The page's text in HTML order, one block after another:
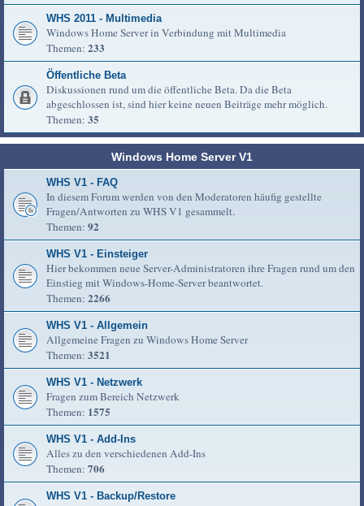
WHS 2011 - Multimedia
Windows Home Server in Verbindung mit Multimedia
Themen: 233
Öffentliche Beta
Diskussionen rund um die öffentliche Beta. Da die Beta
abgeschlossen ist, sind hier keine neuen Beiträge mehr möglich.
Themen: 35
Windows Home Server V1
WHS V1 - FAQ
In diesem Forum werden von den Moderatoren häufig gestellte
Fragen/Antworten zu WHS V1 gesammelt.
Themen: 92
WHS V1 - Einsteiger
Hier bekommen neue Server-Administratoren ihre Fragen rund um den
Einstieg mit Windows-Home-Server beantwortet.
Themen: 2266
WHS V1 - Allgemein
Allgemeine Fragen zu Windows Home Server
Themen: 3521
WHS V1 - Netzwerk
Fragen zum Bereich Netzwerk
Themen: 1575
WHS V1 - Add-Ins
Alles zu den verschiedenen Add-Ins
Themen: 706
WHS V1 - Backup/Restore